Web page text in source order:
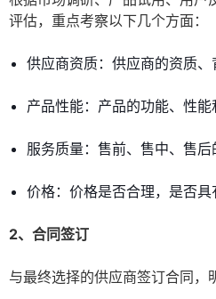
评估，重点考察以下几个方面：
供应商资质：供应商的资质、
产品性能：产品的功能、性能
服务质量：售前、售中、售后
价格：价格是否合理，是否具
2、合同签订
与最终选择的供应商签订合同，